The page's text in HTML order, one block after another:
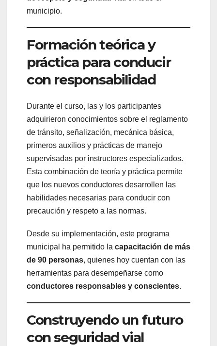
municipio.
Formación teórica y
práctica para conducir
con responsabilidad
Durante el curso, las y los participantes
adquirieron conocimientos sobre el reglamento
de tránsito, señalización, mecánica básica,
primeros auxilios y prácticas de manejo
supervisadas por instructores especializados.
Esta combinación de teoría y práctica permite
que los nuevos conductores desarrollen las
habilidades necesarias para conducir con
precaución y respeto a las normas.
Desde su implementación, este programa
municipal ha permitido la capacitación de más
de 90 personas, quienes hoy cuentan con las
herramientas para desempeñarse como
conductores responsables y conscientes.
Construyendo un futuro
con seguridad vial